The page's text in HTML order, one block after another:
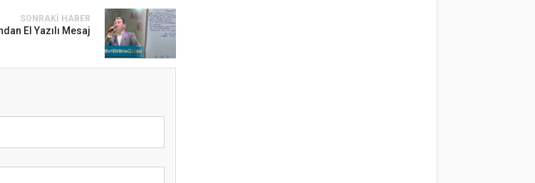
SONRAKI HABER
El Yazılı Mesaj